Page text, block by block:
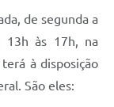
de segunda a
13h às 17h, na
à disposição
São eles: